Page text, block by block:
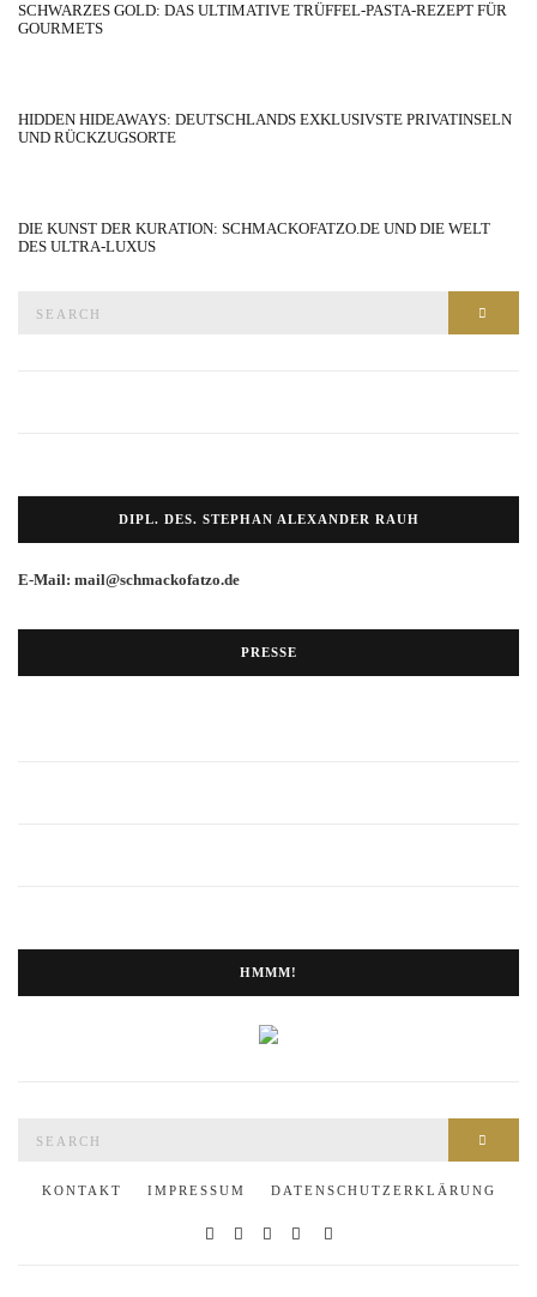
SCHWARZES GOLD: DAS ULTIMATIVE TRÜFFEL-PASTA-REZEPT FÜR
GOURMETS
HIDDEN HIDEAWAYS: DEUTSCHLANDS EXKLUSIVSTE PRIVATINSELN
UND RÜCKZUGSORTE
DIE KUNST DER KURATION: SCHMACKOFATZO.DE UND DIE WELT
DES ULTRA-LUXUS
DIPL. DES. STEPHAN ALEXANDER RAUH
E-Mail: mail@schmackofatzo.de
PRESSE
HMMM!
KONTAKT IMPRESSUM DATENSCHUTZERKLÄRUNG